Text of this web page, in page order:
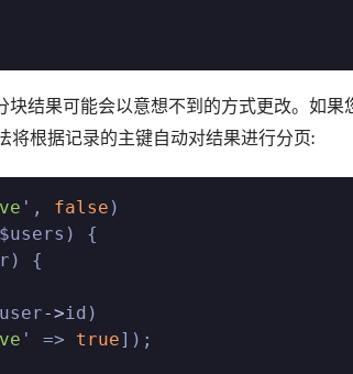
结果可能会以意想不到的方式更改。如果
将根据记录的主键自动对结果进行分页:
', false )
{
{
->id)
' => true]);